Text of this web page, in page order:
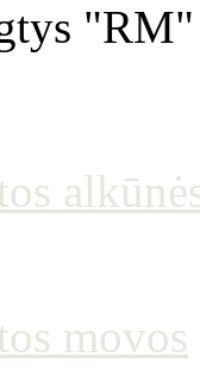
movos